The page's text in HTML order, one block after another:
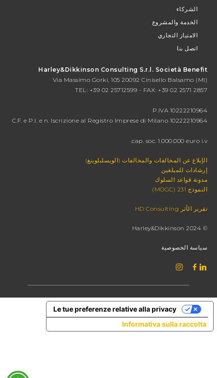
الشركاء
الخدمة والمشروع
الامتياز التجاري
اتصل بنا
Harley&Dikkinson Consulting S.r.l. Società Benefit
Via Massimo Gorki, 105 20092 Cinisello Balsamo (MI)
TEL: +39 02 25712599 - FAX: +39 02 2571 2857
P.IVA 10222210964
C.F. e P.I. e n. Iscrizione al Registro Imprese di Milano 10222210964
cap. soc. 1.000.000 euro i.v.
الإبلاغ عن المخالفات والمخالفات (الويسلبلوينغ)
إرشادات للمبلغين
مدونة قواعد السلوك
النموذج 231 (MOGC)
تقرير الأثر HD Consulting
© 2024 Harley&Dikkinson
سياسة الخصوصية
Informativa sulla raccolta
Le tue preferenze relative alla privacy